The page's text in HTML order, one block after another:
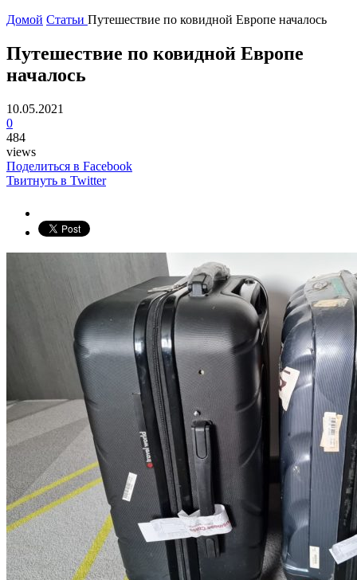
Домой Статьи Путешествие по ковидной Европе началось
Путешествие по ковидной Европе
началось
10.05.2021
0
484
views
Поделиться в Facebook
Твитнуть в Twitter